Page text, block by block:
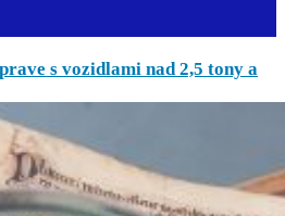
s vozidlami nad 2,5 tony a